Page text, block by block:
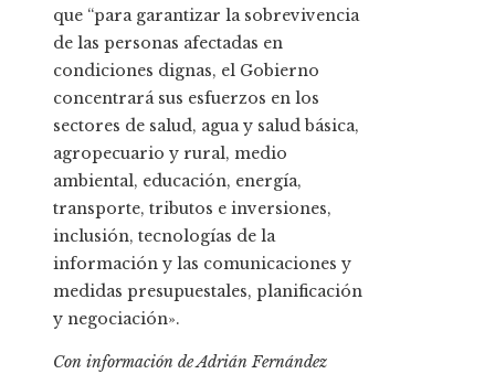
que “para garantizar la sobrevivencia
de las personas afectadas en
condiciones dignas, el Gobierno
concentrará sus esfuerzos en los
sectores de salud, agua y salud básica,
agropecuario y rural, medio
ambiental, educación, energía,
transporte, tributos e inversiones,
inclusión, tecnologías de la
información y las comunicaciones y
medidas presupuestales, planificación
y negociación».
Con información de Adrián Fernández